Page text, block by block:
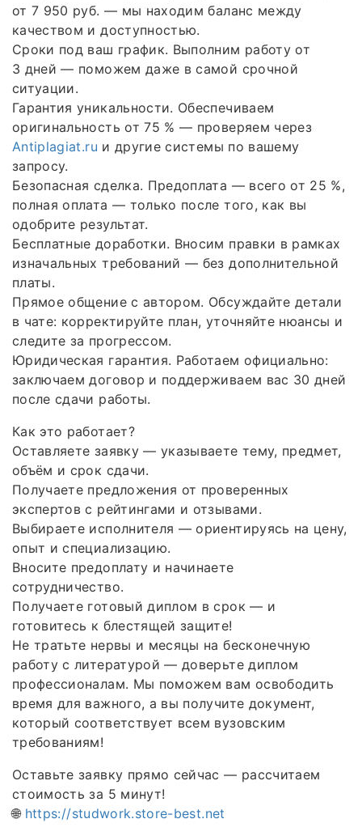
от 7 950 руб. — мы находим баланс между
качеством и доступностью.
Сроки под ваш график. Выполним работу от
3 дней — поможем даже в самой срочной
ситуации.
Гарантия уникальности. Обеспечиваем
оригинальность от 75 % — проверяем через
Antiplagiat.ru и другие системы по вашему
запросу.
Безопасная сделка. Предоплата — всего от 25 %,
полная оплата — только после того, как вы
одобрите результат.
Бесплатные доработки. Вносим правки в рамках
изначальных требований — без дополнительной
платы.
Прямое общение с автором. Обсуждайте детали
в чате: корректируйте план, уточняйте нюансы и
следите за прогрессом.
Юридическая гарантия. Работаем официально:
заключаем договор и поддерживаем вас 30 дней
после сдачи работы.
Как это работает?
Оставляете заявку — указываете тему, предмет,
объём и срок сдачи.
Получаете предложения от проверенных
экспертов с рейтингами и отзывами.
Выбираете исполнителя — ориентируясь на цену,
опыт и специализацию.
Вносите предоплату и начинаете
сотрудничество.
Получаете готовый диплом в срок — и
готовитесь к блестящей защите!
Не тратьте нервы и месяцы на бесконечную
работу с литературой — доверьте диплом
профессионалам. Мы поможем вам освободить
время для важного, а вы получите документ,
который соответствует всем вузовским
требованиям!
Оставьте заявку прямо сейчас — рассчитаем
стоимость за 5 минут!
🌐 https://studwork.store-best.net